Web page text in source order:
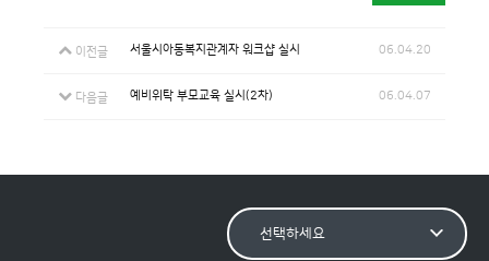
이전글 서울시아동복지관계자 워크샵 실시 06.04.20
다음글 예비위탁 부모교육 실시(2차) 06.04.07